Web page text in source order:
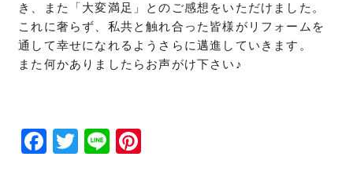
き、また「大変満足」とのご感想をいただけま した。
これに奢らず、私共と触れ合った皆様がリフォームを
通して幸せになれるようさらに邁進していきます。
また何かありましたらお声がけ下さい♪
Facebook
Twitter
Line